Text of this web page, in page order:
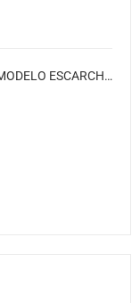
[OP-7036-1CU] APLIQUE DE PARED LED “MODELO ESCARCHA”● Color: Oro Cobre